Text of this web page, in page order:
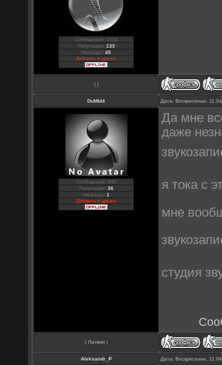
Сообщений: 1004
Репутация: 133
Награды:45
Добавить в друзья
( )
DuMbI4 Дата: Воскресенье,
Сообщений: 640
Репутация: 36
Награды:1
Добавить в друзья
Да мне
даже
я тока с
мне
студия
( Латвия )
Aleksandr_P Дата: Воскресенье,